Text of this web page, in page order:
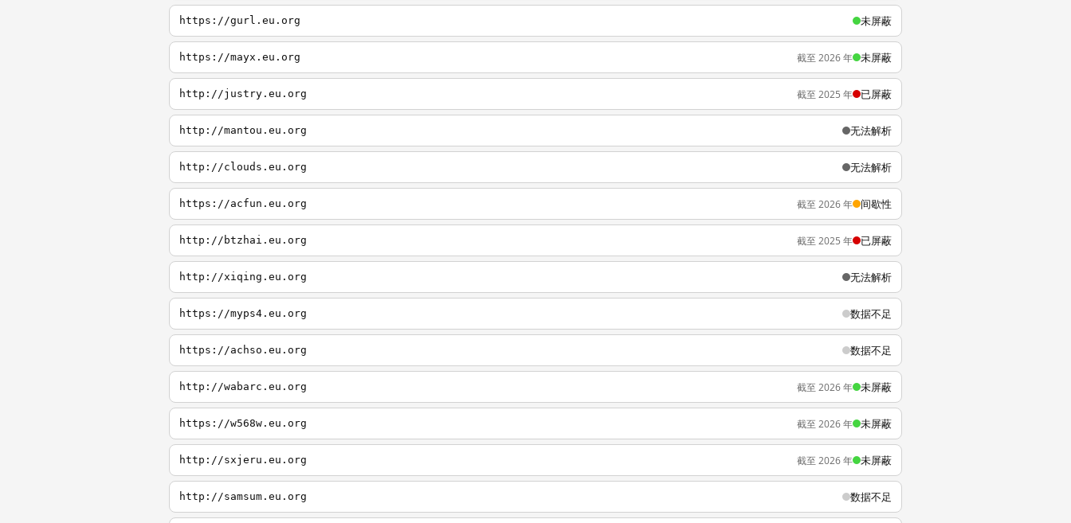
https://gurl.eu.org 未屏蔽
https://mayx.eu.org 截至 2026 年 未屏蔽
http://justry.eu.org 截至 2025 年 已屏蔽
http://mantou.eu.org 无法解析
http://clouds.eu.org 无法解析
https://acfun.eu.org 截至 2026 年 间歇性
http://btzhai.eu.org 截至 2025 年 已屏蔽
http://xiqing.eu.org 无法解析
https://myps4.eu.org 数据不足
https://achso.eu.org 数据不足
http://wabarc.eu.org 截至 2026 年 未屏蔽
https://w568w.eu.org 截至 2026 年 未屏蔽
http://sxjeru.eu.org 截至 2026 年 未屏蔽
http://samsum.eu.org 数据不足